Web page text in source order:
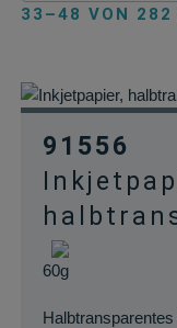
33–48 VON 282
91556
60g